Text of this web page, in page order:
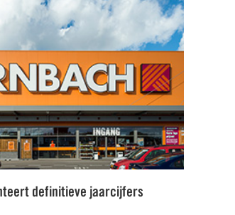
definitieve jaarcijfers